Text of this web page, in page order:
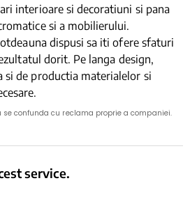
interioare si decoratiuni si pana
si a mobilierului.
dispusi sa iti ofere sfaturi
dorit. Pe langa design,
si de productia materialelor si
se confunda cu reclama proprie a companiei.
service.